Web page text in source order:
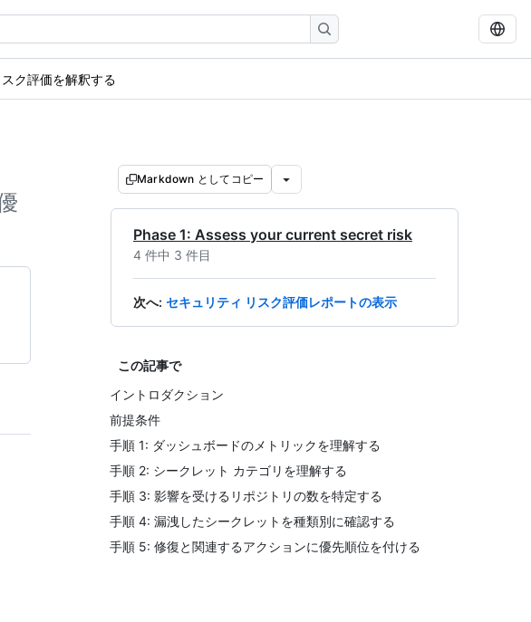
ク評価を解釈する
Markdown としてコピー
Phase 1: Assess your current secret risk
4 件中 3 件目
次へ: セキュリティ リスク評価レポートの表示
この記事で
イントロダクション
前提条件
手順 1: ダッシュボードのメトリックを理解する
手順 2: シークレット カテゴリを理解する
手順 3: 影響を受けるリポジトリの数を特定する
手順 4: 漏洩したシークレットを種類別に確認する
手順 5: 修復と関連するアクションに優先順位を付ける